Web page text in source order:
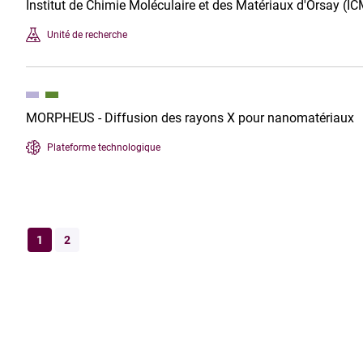
Institut de Chimie Moléculaire et des Matériaux d'Orsay
Unité de recherche
MORPHEUS - Diffusion des rayons X pour nanomatériaux
Plateforme technologique
1 2